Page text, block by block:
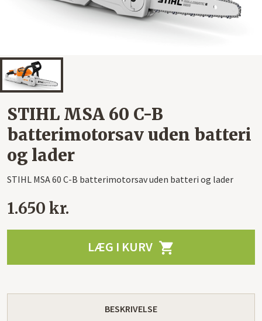
STIHL MSA 60 C-B
batterimotorsav uden batteri
og lader
STIHL MSA 60 C-B batterimotorsav uden batteri og lader
1.650 kr.
LÆG I KURV 
BESKRIVELSE